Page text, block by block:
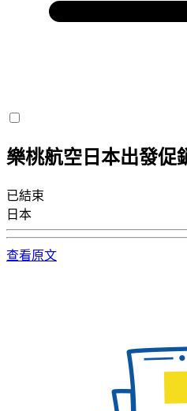
樂桃航空日本出發促
已結束
日本
查看原文